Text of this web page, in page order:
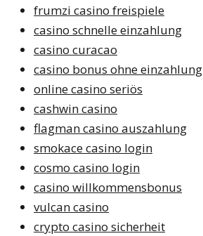
frumzi casino freispiele
casino schnelle einzahlung
casino curacao
casino bonus ohne einzahlung
online casino seriös
cashwin casino
flagman casino auszahlung
smokace casino login
cosmo casino login
casino willkommensbonus
vulcan casino
crypto casino sicherheit